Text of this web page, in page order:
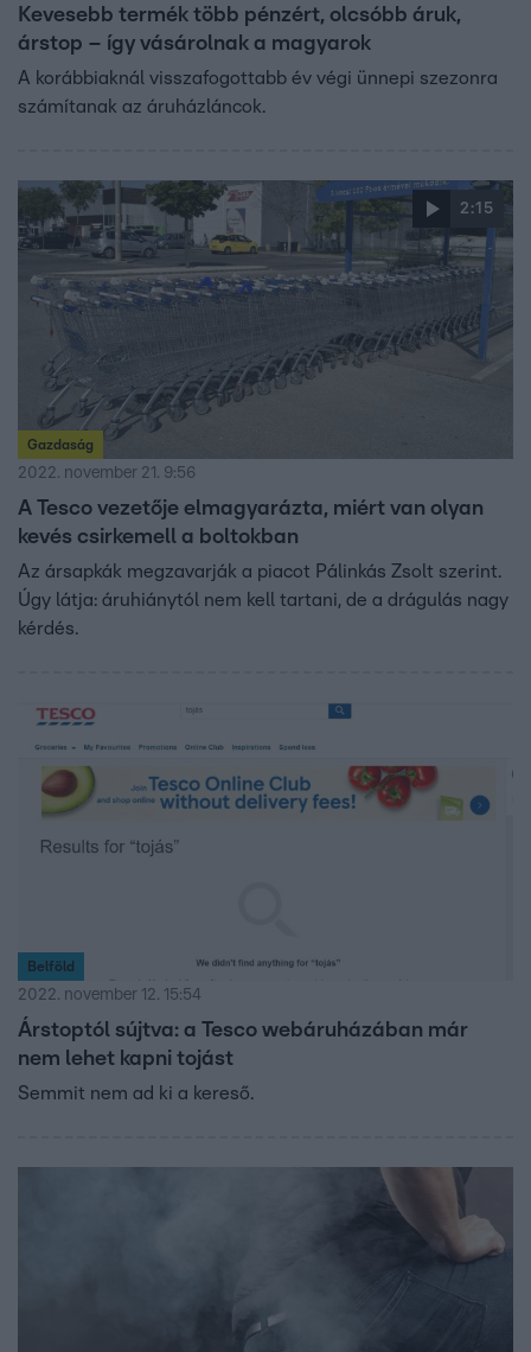
Kevesebb termék több pénzért, olcsóbb áruk,
árstop – így vásárolnak a magyarok
A korábbiaknál visszafogottabb év végi ünnepi szezonra
számítanak az áruházláncok.
2:15
Gazdaság
2022. november 21. 9:56
A Tesco vezetője elmagyarázta, miért van olyan
kevés csirkemell a boltokban
Az ársapkák megzavarják a piacot Pálinkás Zsolt szerint.
Úgy látja: áruhiánytól nem kell tartani, de a drágulás nagy
kérdés.
Belföld
2022. november 12. 15:54
Árstoptól sújtva: a Tesco webáruházában már
nem lehet kapni tojást
Semmit nem ad ki a kereső.